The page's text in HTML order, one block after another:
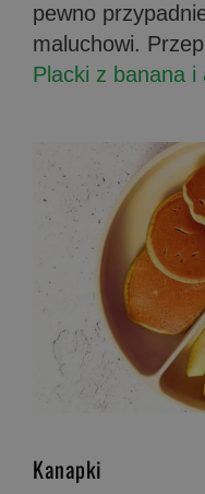
pewno
maluchowi.
Placki z banana i
Kanapki